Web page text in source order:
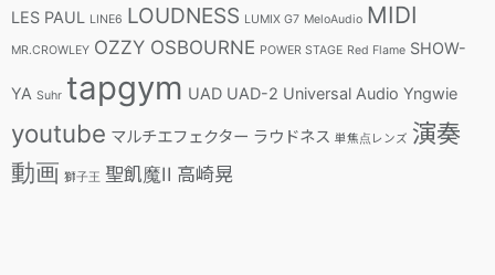
LES PAUL LINE6 LOUDNESS LUMIX G7 MeloAudio MIDI
MR.CROWLEY OZZY OSBOURNE POWER STAGE Red Flame SHOW-
YA Suhr tapgym UAD UAD-2 Universal Audio Yngwie
youtube マルチエフェクター ラウドネス 単焦点レンズ 演奏
動画 獅子王 聖飢魔II 高崎晃